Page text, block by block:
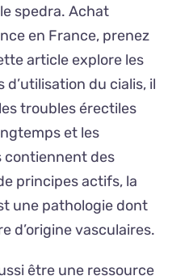
spedra. Achat
en France, prenez
article explore les
du cialis, il
troubles érectiles
et les
contiennent des
principes actifs, la
une pathologie dont
d’origine vasculaires.
être une ressource